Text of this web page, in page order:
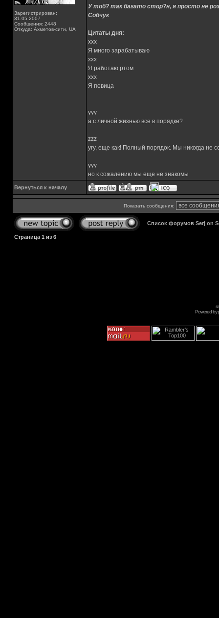
Зарегистрирован:
31.05.2007
Сообщения: 2448
Откуда: Ахметов-сити, UA
У тоб? так багато стор?н, я просто не
Собчук
Цитаты дня:
xxx
Я много зарабатываю
xxx
Я работаю ртом
xxx
Я певица
yyy
а с личной жизнью все в порядке?
zzz
угу, еще как! Полный порядок. Мы никогда не
yyy
но к сожалению мы еще не знакомы
Вернуться к началу
Показать сообщения:
Список форумов Serj on
Страница 1 из 6
Powered by